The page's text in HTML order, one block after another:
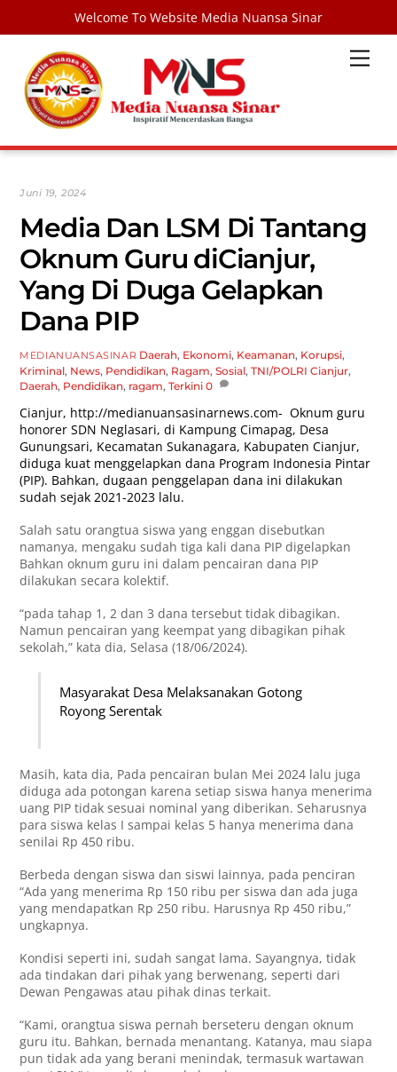
Welcome To Website Media Nuansa Sinar
content
Juni 19, 2024
Media Dan LSM Di Tantang
Oknum Guru diCianjur,
Yang Di Duga Gelapkan
Dana PIP
MEDIANUANSASINAR Daerah, Ekonomi, Keamanan, Korupsi,
Kriminal, News, Pendidikan, Ragam,Sosial,TNI/POLRI Cianjur,
Daerah, Pendidikan, ragam,Terkini 0
Cianjur, http://medianuansasinarnews.com- Oknum guru
honorer SDN Neglasari, di Kampung Cimapag, Desa
Gunungsari, Kecamatan Sukanagara, Kabupaten Cianjur,
diduga kuat menggelapkan dana Program Indonesia Pintar
(PIP). Bahkan, dugaan penggelapan dana ini dilakukan
sudah sejak 2021-2023 lalu.
Salah satu orangtua siswa yang enggan disebutkan
namanya, mengaku sudah tiga kali dana PIP digelapkan
Bahkan oknum guru ini dalam pencairan dana PIP
dilakukan secara kolektif.
“pada tahap 1, 2 dan 3 dana tersebut tidak dibagikan.
Namun pencairan yang keempat yang dibagikan pihak
sekolah,” kata dia, Selasa (18/06/2024).
Masyarakat Desa Melaksanakan Gotong
Royong Serentak
Masih, kata dia, Pada pencairan bulan Mei 2024 lalu juga
diduga ada potongan karena setiap siswa hanya menerima
uang PIP tidak sesuai nominal yang diberikan. Seharusnya
para siswa kelas I sampai kelas 5 hanya menerima dana
senilai Rp 450 ribu.
Berbeda dengan siswa dan siswi lainnya, pada penciran
“Ada yang menerima Rp 150 ribu per siswa dan ada juga
yang mendapatkan Rp 250 ribu. Harusnya Rp 450 ribu,”
ungkapnya.
Kondisi seperti ini, sudah sangat lama. Sayangnya, tidak
ada tindakan dari pihak yang berwenang, seperti dari
Dewan Pengawas atau pihak dinas terkait.
“Kami, orangtua siswa pernah berseteru dengan oknum
guru itu. Bahkan, bernada menantang. Katanya, mau siapa
pun tidak ada yang berani menindak, termasuk wartawan